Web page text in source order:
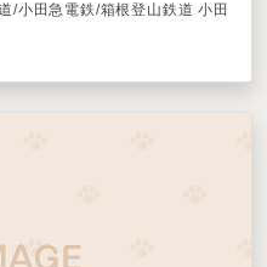
/小田急電鉄/箱根登山鉄道 小田